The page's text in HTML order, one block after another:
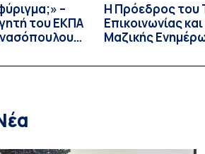
–
του ΕΚΠΑ
Η Πρόεδρος του
Επικοινωνίας
Μαζικής
Καθηγήτρια